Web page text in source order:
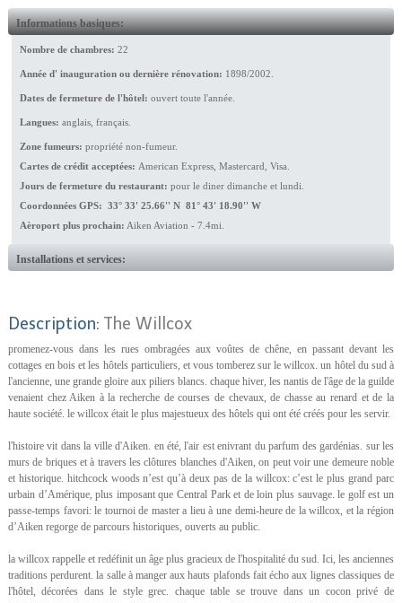
Informations basiques:
Nombre de chambres: 22
Année d' inauguration ou dernière rénovation: 1898/2002.
Dates de fermeture de l'hôtel: ouvert toute l'année.
Langues: anglais, français.
Zone fumeurs: propriété non-fumeur.
Cartes de crédit acceptées: American Express, Mastercard, Visa.
Jours de fermeture du restaurant: pour le diner dimanche et lundi.
Coordonnées GPS: 33° 33' 25.66'' N 81° 43' 18.90'' W
Aèroport plus prochain: Aiken Aviation - 7.4mi.
Installations et services:
Description: The Willcox
promenez-vous dans les rues ombragées aux voûtes de chêne, en passant devant les
cottages en bois et les hôtels particuliers, et vous tomberez sur le willcox. un hôtel du sud à
l'ancienne, une grande gloire aux piliers blancs. chaque hiver, les nantis de l'âge de la guilde
venaient chez Aiken à la recherche de courses de chevaux, de chasse au renard et de la
haute société. le willcox était le plus majestueux des hôtels qui ont été créés pour les servir.
l'histoire vit dans la ville d'Aiken. en été, l'air est enivrant du parfum des gardénias. sur les
murs de briques et à travers les clôtures blanches d'Aiken, on peut voir une demeure noble
et historique. hitchcock woods n’est qu’à deux pas de la willcox: c’est le plus grand parc
urbain d’Amérique, plus imposant que Central Park et de loin plus sauvage. le golf est un
passe-temps favori: le tournoi de master a lieu à une demi-heure de la willcox, et la région
d’Aiken regorge de parcours historiques, ouverts au public.
la willcox rappelle et redéfinit un âge plus gracieux de l'hospitalité du sud. Ici, les anciennes
traditions perdurent. la salle à manger aux hauts plafonds fait écho aux lignes classiques de
l'hôtel, décorées dans le style grec. chaque table se trouve dans un cocon privé de